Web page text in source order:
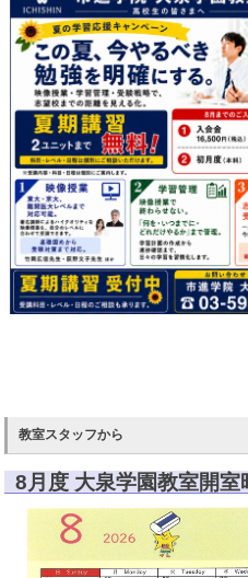
◆小１、小２、小３ ウイン
◆小４、小５、小６ 中学受
◆小５、小６都立中高一貫校
【小学生】
◆小５、小６ 高校受験合格
教室スタッフから
8月度 大泉学園教室開室